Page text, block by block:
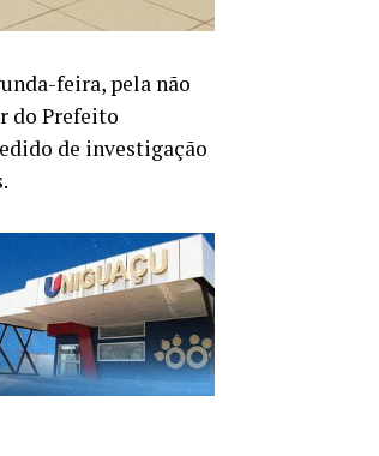
feira, pela não
do Prefeito
de investigação